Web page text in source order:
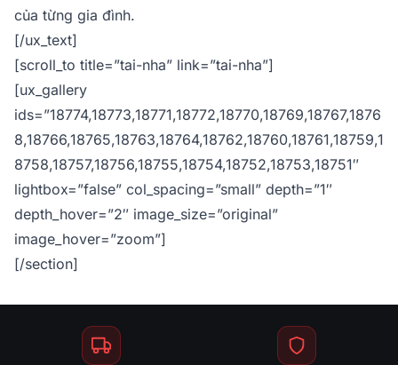
của từng gia đình.
[/ux_text]
[scroll_to title=”tai-nha” link=”tai-nha”]
[ux_gallery
ids=”18774,18773,18771,18772,18770,18769,18767,1876
8,18766,18765,18763,18764,18762,18760,18761,18759,1
8758,18757,18756,18755,18754,18752,18753,18751″
lightbox=”false” col_spacing=”small” depth=”1″
depth_hover=”2″ image_size=”original”
image_hover=”zoom”]
[/section]